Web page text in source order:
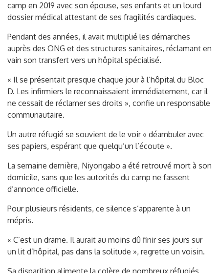
camp en 2019 avec son épouse, ses enfants et un lourd
dossier médical attestant de ses fragilités cardiaques.
Pendant des années, il avait multiplié les démarches
auprès des ONG et des structures sanitaires, réclamant en
vain son transfert vers un hôpital spécialisé.
« Il se présentait presque chaque jour à l’hôpital du Bloc
D. Les infirmiers le reconnaissaient immédiatement, car il
ne cessait de réclamer ses droits », confie un responsable
communautaire.
Un autre réfugié se souvient de le voir « déambuler avec
ses papiers, espérant que quelqu’un l’écoute ».
La semaine dernière, Niyongabo a été retrouvé mort à son
domicile, sans que les autorités du camp ne fassent
d’annonce officielle.
Pour plusieurs résidents, ce silence s’apparente à un
mépris.
« C’est un drame. Il aurait au moins dû finir ses jours sur
un lit d’hôpital, pas dans la solitude », regrette un voisin.